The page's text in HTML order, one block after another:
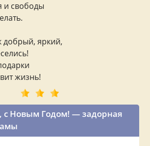
с Новым Годом! — задорная
и свободы
добрый, яркий,
жизнь!